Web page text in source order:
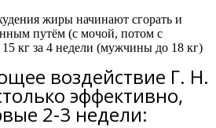
жиры начинают сгорать и
путём (с мочой, потом с
15 кг за 4 недели (мужчины до 18 кг)
воздействие Г. Н.
эффективно,
2-3 недели: